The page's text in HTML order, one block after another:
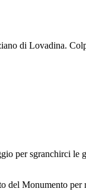
di Lovadina.
per sgranchirci
Monumento per